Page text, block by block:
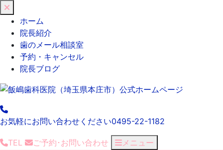
じ
る
ホーム
院長紹介
歯のメール相談室
予約・キャンセル
院長ブログ
お気軽にお問い合わせください0495-22-1182
TEL ご予約･ お問い合わせ
メニュー